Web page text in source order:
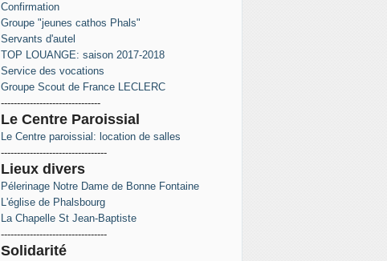
Confirmation
Groupe "jeunes cathos Phals"
Servants d'autel
TOP LOUANGE: saison 2017-2018
Service des vocations
Groupe Scout de France LECLERC
-------------------------------
Le Centre Paroissial
Le Centre paroissial: location de salles
---------------------------------
Lieux divers
Pélerinage Notre Dame de Bonne Fontaine
L'église de Phalsbourg
La Chapelle St Jean-Baptiste
---------------------------------
Solidarité